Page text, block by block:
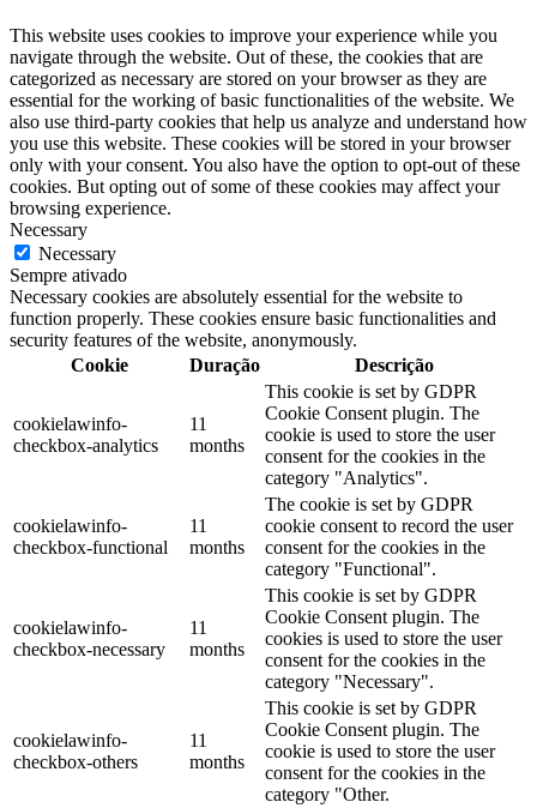
This website uses cookies to improve your experience while you
navigate through the website. Out of these, the cookies that are
categorized as necessary are stored on your browser as they are
essential for the working of basic functionalities of the website. We
also use third-party cookies that help us analyze and understand how
you use this website. These cookies will be stored in your browser
only with your consent. You also have the option to opt-out of these
cookies. But opting out of some of these cookies may affect your
browsing experience.
Necessary
Necessary
Sempre ativado
Necessary cookies are absolutely essential for the website to
function properly. These cookies ensure basic functionalities and
security features of the website, anonymously.
Cookie
Duração Descrição
cookielawinfo-
checkbox-analytics
11
months
This cookie is set by GDPR
Cookie Consent plugin. The
cookie is used to store the user
consent for the cookies in the
category "Analytics".
cookielawinfo-
checkbox-functional
11
months
The cookie is set by GDPR
cookie consent to record the user
consent for the cookies in the
category "Functional".
cookielawinfo-
checkbox-necessary
11
months
This cookie is set by GDPR
Cookie Consent plugin. The
cookies is used to store the user
consent for the cookies in the
category "Necessary".
cookielawinfo-
checkbox-others
11
months
This cookie is set by GDPR
Cookie Consent plugin. The
cookie is used to store the user
consent for the cookies in the
category "Other.